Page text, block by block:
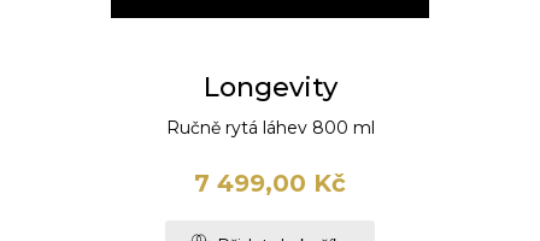
Longevity
Ručně rytá láhev 800 ml
7 499,00 Kč